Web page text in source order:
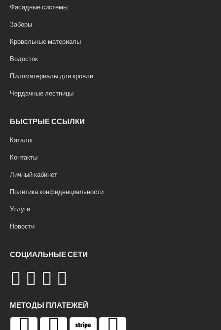
Фасадные системы
Заборы
Кровельные материалы
Водосток
Пиломатериалы для кровли
Чердачные лестницы
БЫСТРЫЕ ССЫЛКИ
Каталог
Контакты
Личный кабинет
Политика конфиденциальности
Услуги
Новости
СОЦИАЛЬНЫЕ СЕТИ
МЕТОДЫ ПЛАТЕЖЕЙ